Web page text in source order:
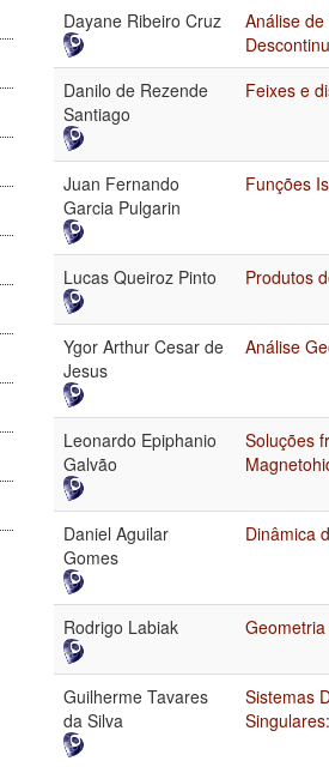
Dayane Ribeiro Cruz
Análise
Danilo de Rezende
Santiago
Feixes e
Juan Fernando
Garcia Pulgarin
Funções
Lucas Queiroz Pinto Produtos
Ygor Arthur Cesar de
Jesus
Análise
Leonardo Epiphanio
Galvão
Soluções
Daniel Aguilar
Gomes
Dinâmica
Rodrigo Labiak
Guilherme Tavares
da Silva
Sistemas